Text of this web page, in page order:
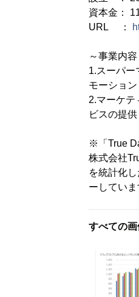
資本金：
URL ：
～事業内容
1.スーパー
モーショ
2.マーケテ
ビスの提供
※「True
株式会社
を統計化
ーしていま
すべての画